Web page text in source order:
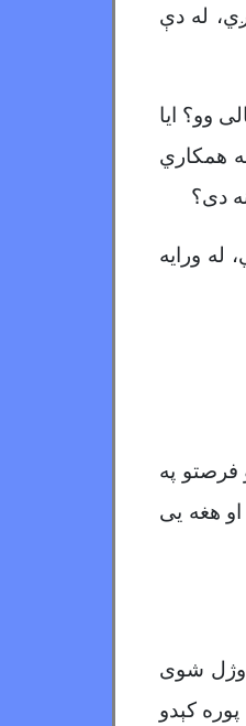
له دې
وو؟ ایا
همکاري
دی؟
له ورایه
فرصتو په
او هغه يی
ډلې سره یوځای وژل شوی
لیک د وخت پوره کېدو